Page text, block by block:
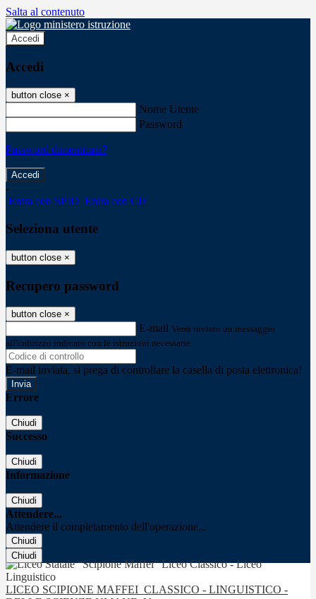
Salta al contenuto
Accedi
Accedi
button close ×
Nome Utente
Password
Password dimenticata?
-
Entra con SPID Entra con CIE
Seleziona utente
button close ×
Recupero password
button close ×
E-mail Verrà inviato un messaggio
all'indirizzo indicato con le istruzioni necessarie.
E-mail inviata, si prega di controllare la casella di posta elettronica!
Errore
Chiudi
Successo
Chiudi
Informazione
Chiudi
Attendere...
Attendere il completamento dell'operazione...
Chiudi
Chiudi
LICEO SCIPIONE MAFFEI CLASSICO - LINGUISTICO -